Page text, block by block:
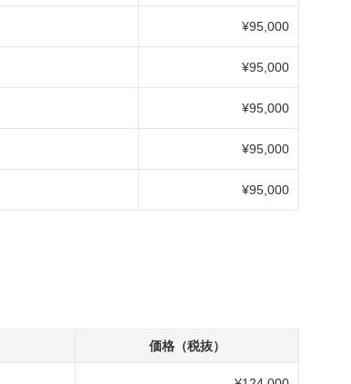
¥95,000
¥95,000
¥95,000
¥95,000
¥95,000
価格（税抜）